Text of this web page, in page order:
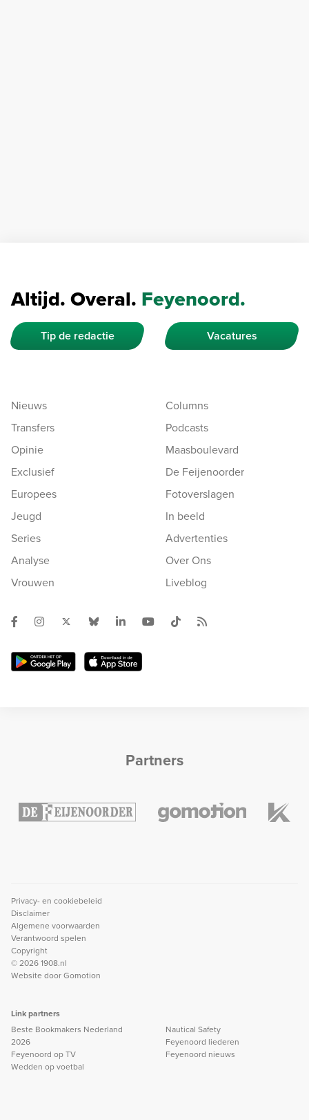
Altijd. Overal. Feyenoord.
Tip de redactie Vacatures
Nieuws
Transfers
Opinie
Exclusief
Europees
Jeugd
Series
Analyse
Vrouwen
Columns
Podcasts
Maasboulevard
De Feijenoorder
Fotoverslagen
In beeld
Advertenties
Over Ons
Liveblog
Partners
Privacy- en cookiebeleid
Disclaimer
Algemene voorwaarden
Verantwoord spelen
Copyright
© 2026 1908.nl
Website doorGomotion
Link partners
Beste Bookmakers Nederland
2026
Feyenoord op TV
Wedden op voetbal
Nautical Safety
Feyenoord liederen
Feyenoord nieuws